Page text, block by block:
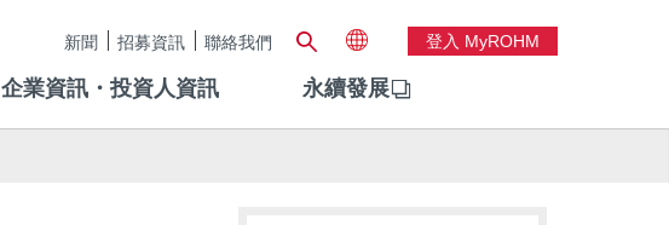
新聞 招募資訊 聯絡我們 登入 MyROHM
企業資訊・投資人資訊 永續發展